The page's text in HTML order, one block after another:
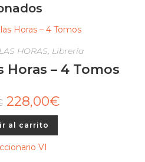
HORAS, Librería
– 4 Tomos
228,00€
al carrito